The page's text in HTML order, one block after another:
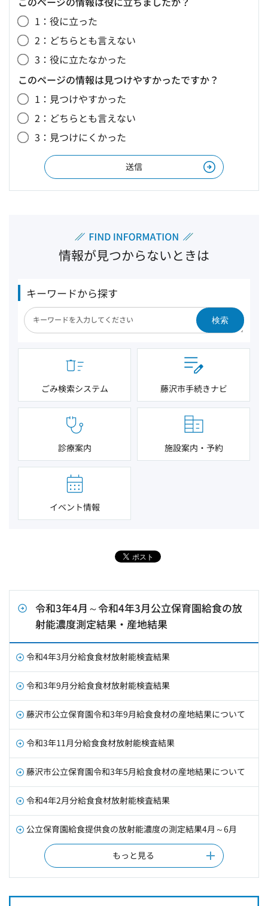
1：役に立った
2：どちらとも言えない
3：役に立たなかった
このページの情報は見つけやすかったですか？
1：見つけやすかった
2：どちらとも言えない
3：見つけにくかった
情報が見つからないときは
キーワードから探す
検索
ごみ検索システム 藤沢市手続きナビ
診療案内 施設案内・予約
イベント情報
令和3年4月～令和4年3月公立保育園給食の放
射能濃度測定結果・産地結果
令和4年3月分給食食材放射能検査結果
令和3年9月分給食食材放射能検査結果
藤沢市公立保育園令和3年9月給食食材の産地結果について
令和3年11月分給食食材放射能検査結果
藤沢市公立保育園令和3年5月給食食材の産地結果について
令和4年2月分給食食材放射能検査結果
公立保育園給食提供食の放射能濃度の測定結果4月～6月
もっと見る